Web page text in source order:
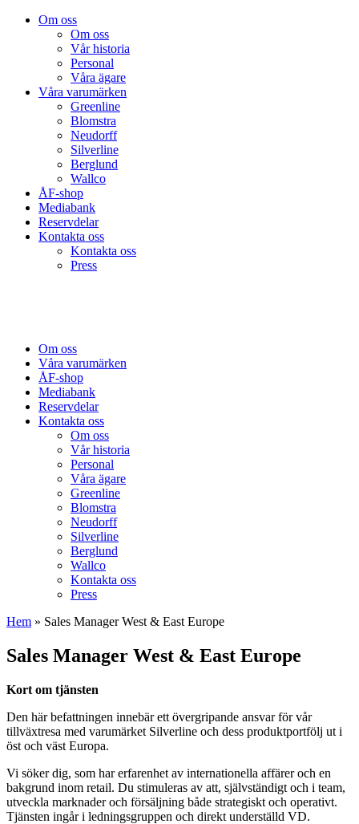
Om oss
Om oss
Vår historia
Personal
Våra ägare
Våra varumärken
Greenline
Blomstra
Neudorff
Silverline
Berglund
Wallco
ÅF-shop
Mediabank
Reservdelar
Kontakta oss
Kontakta oss
Press
Om oss
Våra varumärken
ÅF-shop
Mediabank
Reservdelar
Kontakta oss
Om oss
Vår historia
Personal
Våra ägare
Greenline
Blomstra
Neudorff
Silverline
Berglund
Wallco
Kontakta oss
Press
Hem » Sales Manager West & East Europe
Sales Manager West & East Europe
Kort om tjänsten
Den här befattningen innebär ett övergripande ansvar för vår
tillväxtresa med varumärket Silverline och dess produktportfölj ut i
öst och väst Europa.
Vi söker dig, som har erfarenhet av internationella affärer och en
bakgrund inom retail. Du stimuleras av att, självständigt och i team,
utveckla marknader och försäljning både strategiskt och operativt.
Tjänsten ingår i ledningsgruppen och direkt underställd VD.